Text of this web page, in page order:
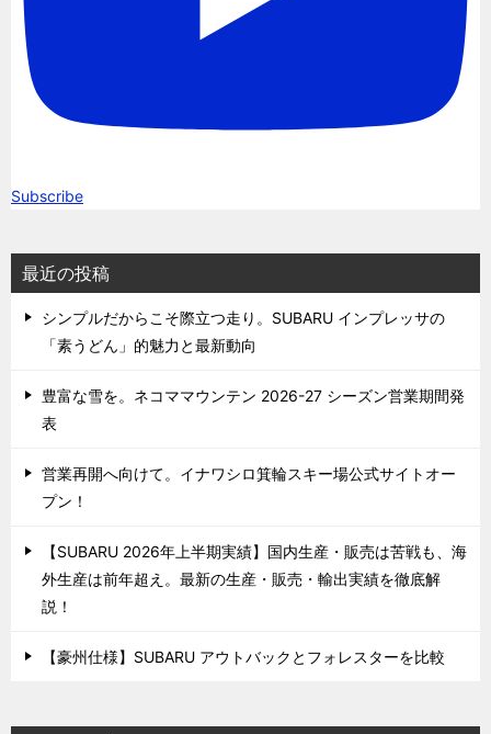
Subscribe
最近の投稿
シンプルだからこそ際立つ走り。SUBARU インプレッサの
「素うどん」的魅力と最新動向
豊富な雪を。ネコママウンテン 2026-27 シーズン営業期間発
表
営業再開へ向けて。イナワシロ箕輪スキー場公式サイトオー
プン！
【SUBARU 2026年上半期実績】国内生産・販売は苦戦も、海
外生産は前年超え。最新の生産・販売・輸出実績を徹底解
説！
【豪州仕様】SUBARU アウトバックとフォレスターを比較